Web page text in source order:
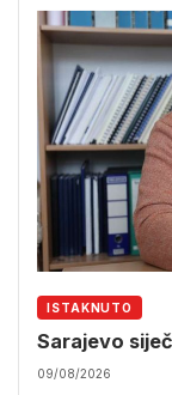
ISTAKNUTO
Sarajevo
09/08/2026